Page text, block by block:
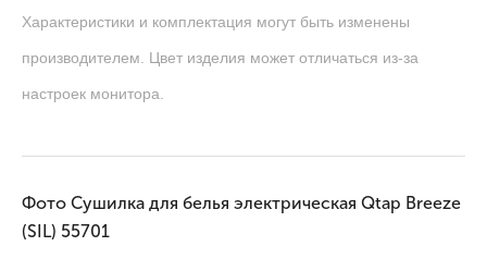
Характеристики и комплектация могут быть изменены
производителем. Цвет изделия может отличаться из-за
настроек монитора.
Фото Сушилка для белья электрическая Qtap Breeze
(SIL) 55701